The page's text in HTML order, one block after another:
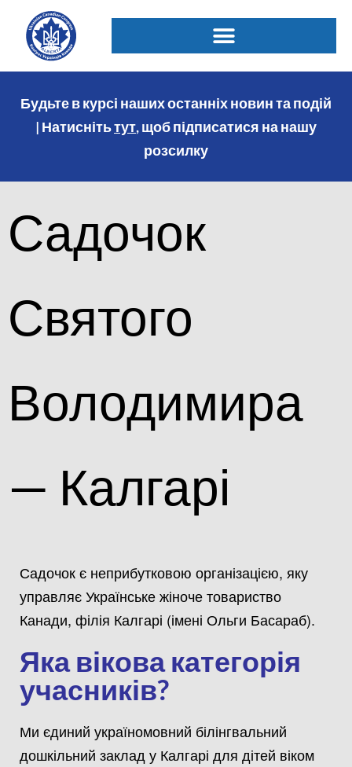
Будьте в курсі наших останніх новин та подій
| Натиснітьтут, щоб підписатися на нашу
розсилку
Садочок
Святого
Володимира
— Калгарі
Садочок є неприбутковою організацією, яку
управляє Українське жіноче товариство
Канади, філія Калгарі (імені Ольги Басараб).
Яка вікова категорія
учасників?
Ми єдиний україномовний білінгвальний
дошкільний заклад у Калгарі для дітей віком